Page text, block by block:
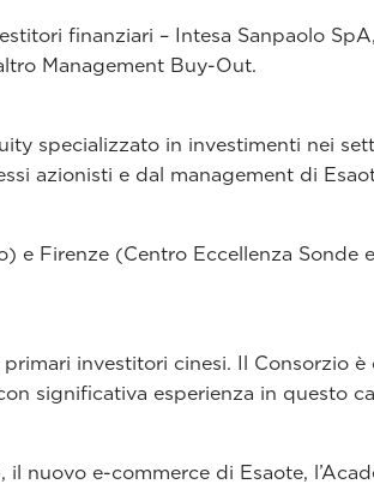
finanziari – Intesa Sanpaolo
Management Buy-Out.
specializzato in investimenti nei
azionisti e dal management di
Firenze (Centro Eccellenza Sonde
investitori cinesi. Il Consorzio
significativa esperienza in questo
nuovo e-commerce di Esaote,